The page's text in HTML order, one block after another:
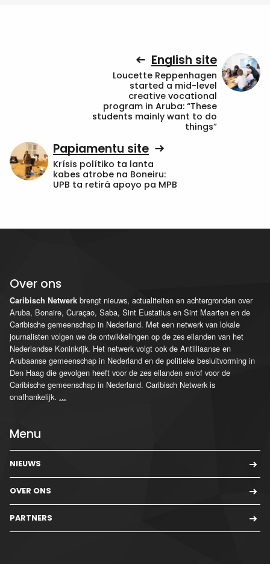
English site
Loucette Reppenhagen
started a mid-level
creative vocational
program in Aruba: “These
students mainly want to do
things”
Papiamentu site
Krísis polítiko ta lanta
kabes atrobe na Boneiru:
UPB ta retirá apoyo pa MPB
Over ons
Caribisch Netwerk brengt nieuws, actualiteiten en achtergronden over
Aruba, Bonaire, Curaçao, Saba, Sint Eustatius en Sint Maarten en de
Caribische gemeenschap in Nederland. Met een netwerk van lokale
journalisten volgen we de ontwikkelingen op de zes eilanden van het
Nederlandse Koninkrijk. Het netwerk volgt ook de Antilliaanse en
Arubaanse gemeenschap in Nederland en de politieke besluitvorming in
Den Haag die gevolgen heeft voor de zes eilanden en/of voor de
Caribische gemeenschap in Nederland. Caribisch Netwerk is
onafhankelijk. ...
Menu
NIEUWS
OVER ONS
PARTNERS